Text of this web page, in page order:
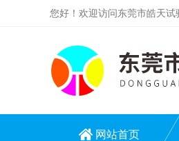
您好！欢迎访问东莞市皓天试
网站首页